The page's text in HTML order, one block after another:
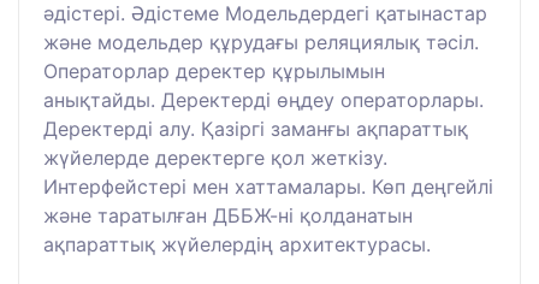
әдістері. Әдістеме Модельдердегі қатынастар
және модельдер құрудағы реляциялық тәсіл.
Операторлар деректер құрылымын
анықтайды. Деректерді өңдеу операторлары.
Деректерді алу. Қазіргі заманғы ақпараттық
жүйелерде деректерге қол жеткізу.
Интерфейстері мен хаттамалары. Көп деңгейлі
және таратылған ДББЖ-ні қолданатын
ақпараттық жүйелердің архитектурасы.